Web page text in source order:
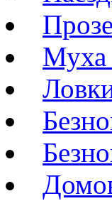
Муха